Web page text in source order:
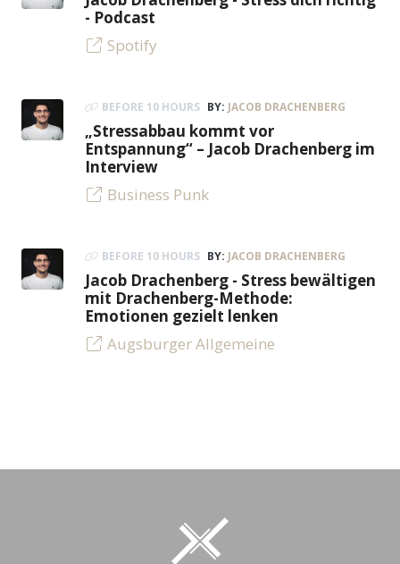
- Podcast
Spotify
BEFORE 10 HOURS BY: JACOB DRACHENBERG
„Stressabbau kommt vor
Entspannung“ – Jacob Drachenberg im
Interview
Business Punk
BEFORE 10 HOURS BY: JACOB DRACHENBERG
Jacob Drachenberg - Stress bewältigen
mit Drachenberg-Methode:
Emotionen gezielt lenken
Augsburger Allgemeine